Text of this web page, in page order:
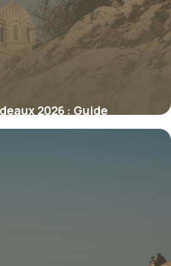
2026 : Guide